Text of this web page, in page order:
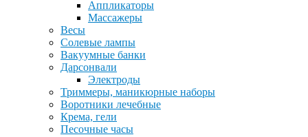
Аппликаторы
Массажеры
Весы
Солевые лампы
Вакуумные банки
Дарсонвали
Электроды
Триммеры, маникюрные наборы
Воротники лечебные
Крема, гели
Песочные часы